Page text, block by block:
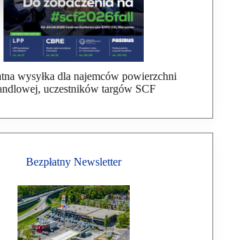
wysyłka dla najemców powierzchni
uczestników targów SCF
Bezpłatny Newsletter